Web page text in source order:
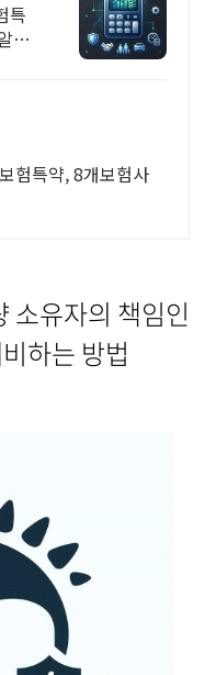
특
뜰
험특약, 8개보험사
소유자의 책임인
하는 방법